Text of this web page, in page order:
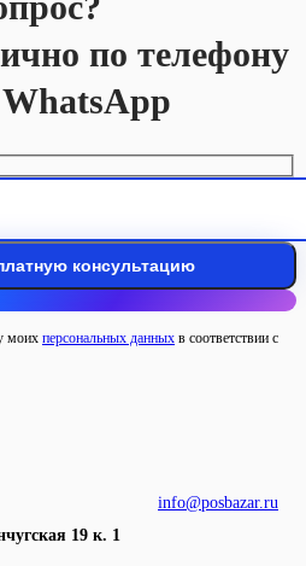
по телефону
моих персональных данных в соответствии с
info@posbazar.ru
19 к. 1